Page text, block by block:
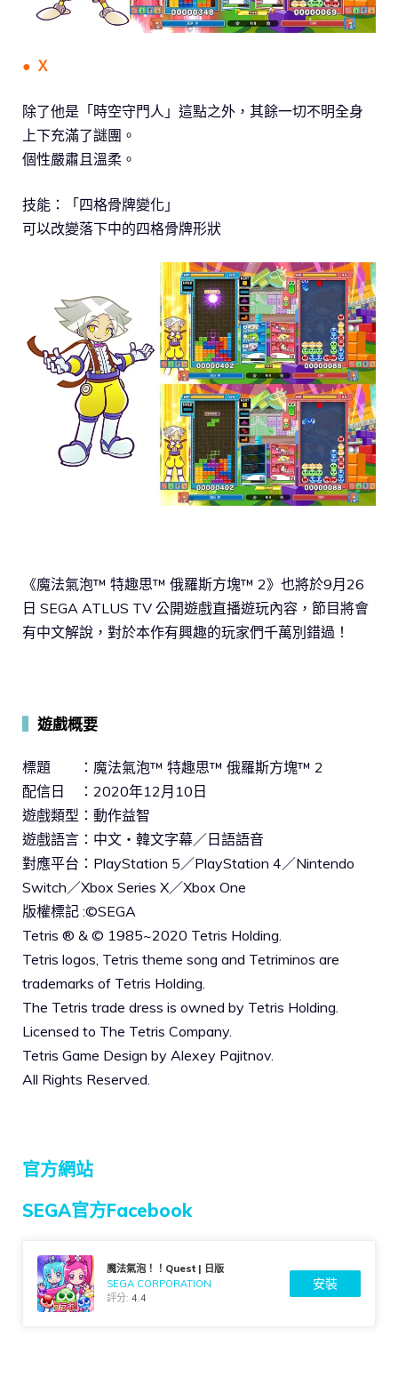
● Ｘ
除了他是「時空守門人」這點之外，其餘一切不明全身
上下充滿了謎團。
個性嚴肅且溫柔。
技能：「四格骨牌變化」
可以改變落下中的四格骨牌形狀
《魔法氣泡™ 特趣思™ 俄羅斯方塊™ 2》也將於9月26
日 SEGA ATLUS TV 公開遊戲直播遊玩內容，節目將會
有中文解說，對於本作有興趣的玩家們千萬別錯過！
遊戲概要
標題 ：魔法氣泡™ 特趣思™ 俄羅斯方塊™ 2
配信日 ：2020年12月10日
遊戲類型：動作益智
遊戲語言：中文・韓文字幕／日語語音
對應平台：PlayStation 5／PlayStation 4／Nintendo
Switch／Xbox Series X／Xbox One
版權標記 :©SEGA
Tetris ® & © 1985~2020 Tetris Holding.
Tetris logos, Tetris theme song and Tetriminos are
trademarks of Tetris Holding.
The Tetris trade dress is owned by Tetris Holding.
Licensed to The Tetris Company.
Tetris Game Design by Alexey Pajitnov.
All Rights Reserved.
官方網站
SEGA官方Facebook
魔法氣泡！！Quest | 日版
SEGA CORPORATION
評分:4.4
安裝